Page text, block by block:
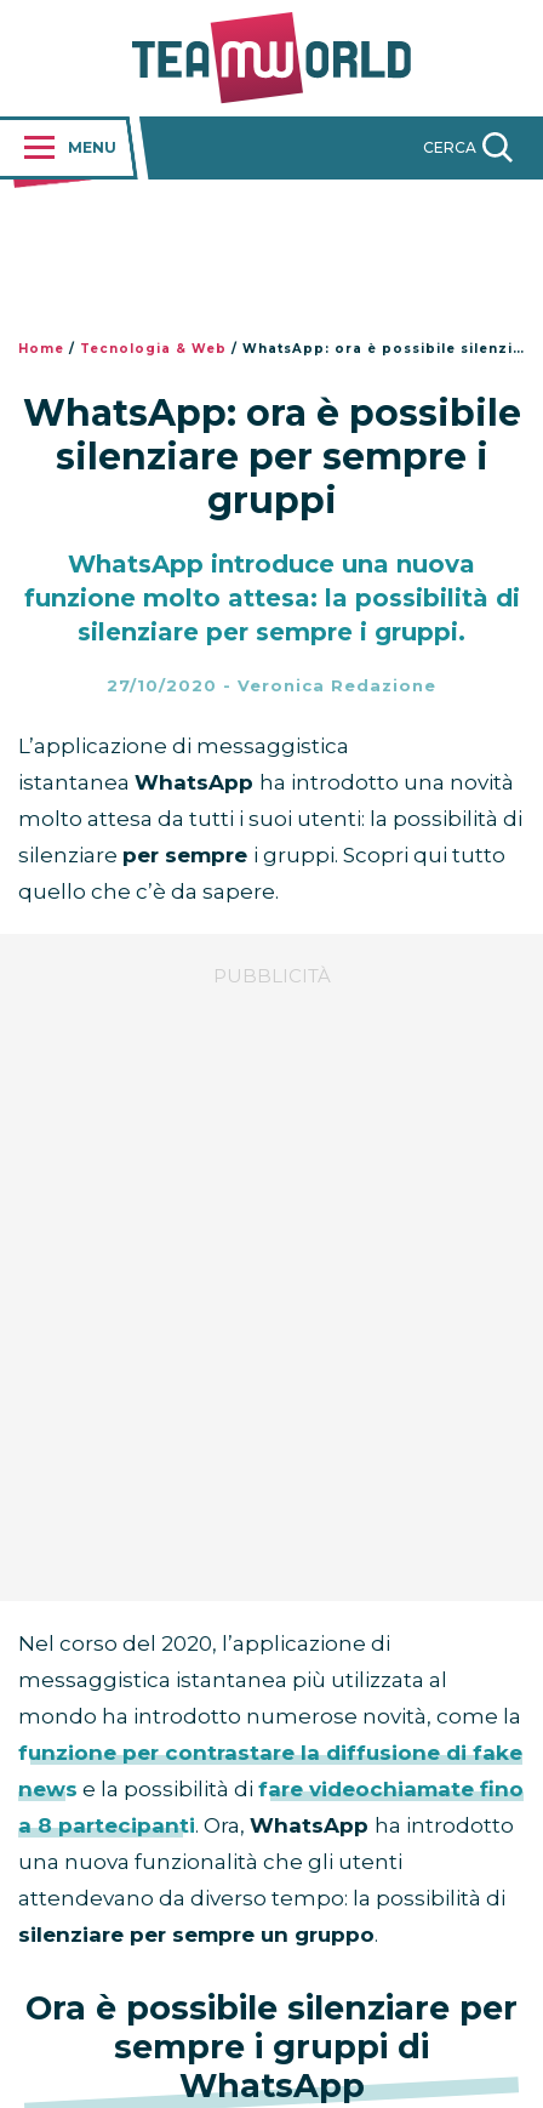
MENU CERCA
Home / Tecnologia & Web / WhatsApp: ora è possibile silenziare per sempre i gruppi
WhatsApp: ora è possibile
silenziare per sempre i
gruppi
WhatsApp introduce una nuova
funzione molto attesa: la possibilità di
silenziare per sempre i gruppi.
27/10/2020 - Veronica Redazione
L’applicazione di messaggistica
istantanea WhatsApp ha introdotto una novità
molto attesa da tutti i suoi utenti: la possibilità di
silenziare per sempre i gruppi. Scopri qui tutto
quello che c’è da sapere.
Nel corso del 2020, l’applicazione di
messaggistica istantanea più utilizzata al
mondo ha introdotto numerose novità, come la
funzione per contrastare la diffusione di fake
news e la possibilità di fare videochiamate fino
a 8 partecipanti. Ora, WhatsApp ha introdotto
una nuova funzionalità che gli utenti
attendevano da diverso tempo: la possibilità di
silenziare per sempre un gruppo.
Ora è possibile silenziare per
sempre i gruppi di
WhatsApp